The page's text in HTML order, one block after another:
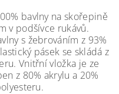
bavlny na skořepině
v podšívce rukávů.
s žebrováním z 93%
pásek se skládá z
Vnitřní vložka je ze
z 80% akrylu a 20%